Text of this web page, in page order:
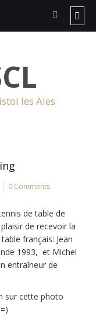
les Ales
0 Comments
de table de
de recevoir la
français: Jean
1993, et Michel
entraîneur de
sur cette photo